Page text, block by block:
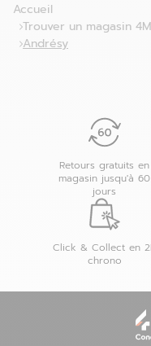
Accueil
Trouver un magasin
Andrésy
Retours gratuits en
magasin jusqu'à 60
jours
Click & Collect en
chrono